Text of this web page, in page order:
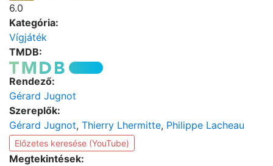
6.0
Kategória:
Vígjáték
TMDB:
Rendező:
Gérard Jugnot
Szereplők:
Gérard Jugnot, Thierry Lhermitte, Philippe Lacheau
Előzetes keresése (YouTube)
Megtekintések: